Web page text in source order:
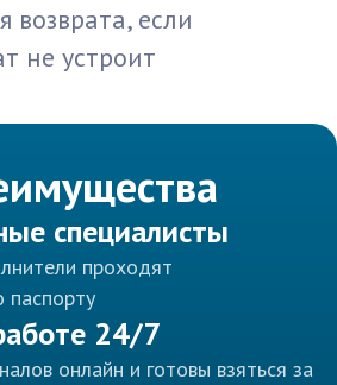
возврата, если
не устроит
специалисты
проходят
24/7
онлайн и готовы взяться за